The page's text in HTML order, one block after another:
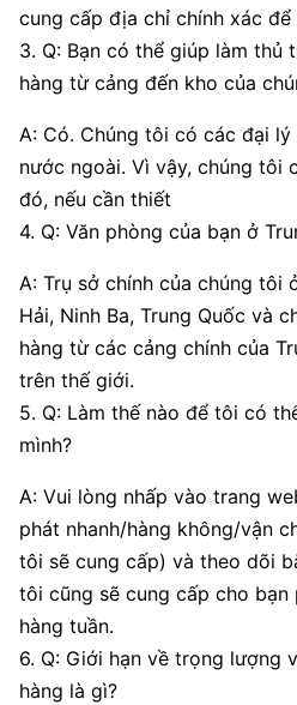
cung cấp địa chỉ chính xác để
3. Q: Bạn có thể giúp làm thủ
hàng từ cảng đến kho của
A: Có. Chúng tôi có các đại
nước ngoài. Vì vậy, chúng tôi
đó, nếu cần thiết
4. Q: Văn phòng của bạn ở
A: Trụ sở chính của chúng tôi
Hải, Ninh Ba, Trung Quốc và
hàng từ các cảng chính của
trên thế giới.
5. Q: Làm thế nào để tôi có
mình?
A: Vui lòng nhấp vào trang
phát nhanh/hàng không/vận
tôi sẽ cung cấp) và theo dõi
tôi cũng sẽ cung cấp cho bạn
hàng tuần.
6. Q: Giới hạn về trọng lượng
hàng là gì?